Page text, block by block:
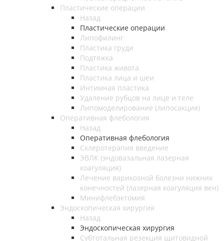
Пластические операции
Назад
Пластические операции
Липофилинг
Пластика груди
Подтяжка
Пластика живота
Пластика лица и шеи
Интимная пластика
Удаление рубцов на лице и теле
Липомоделирование (липосакция)
Оперативная флебология
Назад
Оперативная флебология
Склеротерапия введение
ЭВЛК (эндовазальная лазерная
коагуляция)
Лечение варикозной болезни нижних
конечностей (лазерная коагуляция вен)
Минифлебэктомия
Эндоскопическая хирургия
Назад
Эндоскопическая хирургия
Субтотальная резекция щитовидной